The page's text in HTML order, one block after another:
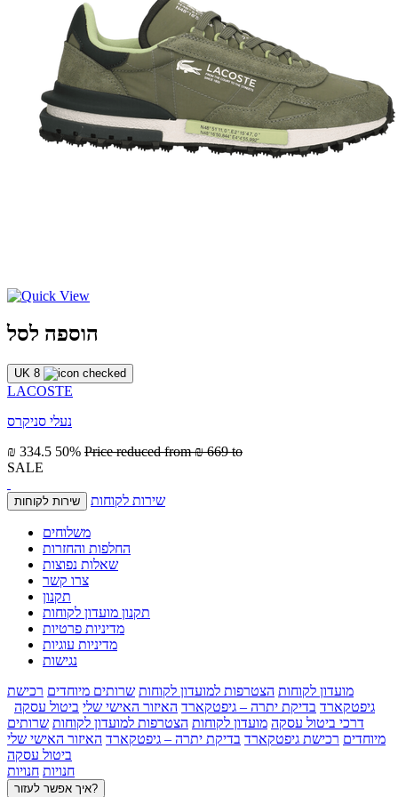
הוספה לסל
UK 8
LACOSTE
נעלי סניקרס
₪ 334.5 50% Price reduced from₪ 669 to
SALE
שירות לקוחות שירות לקוחות
משלוחים
החלפות והחזרות
שאלות נפוצות
צרו קשר
תקנון
תקנון מועדון לקוחות
מדיניות פרטיות
מדיניות עוגיות
נגישות
מועדון לקוחות הצטרפות למועדון לקוחות שרותים מיוחדים רכישת
גיפטקארד בדיקת יתרה – גיפטקארד האיזור האישי שלי ביטול עסקה
דרכי ביטול עסקה מועדון לקוחות הצטרפות למועדון לקוחות שרותים
מיוחדים רכישת גיפטקארד בדיקת יתרה – גיפטקארד האיזור האישי שלי
ביטול עסקה
חנויות חנויות
איך אפשר לעזור?